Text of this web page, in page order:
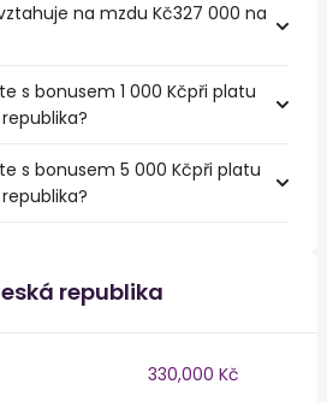
na mzdu Kč327 000 na
s bonusem 1 000 Kčpři platu
s bonusem 5 000 Kčpři platu
republika
330,000 Kč